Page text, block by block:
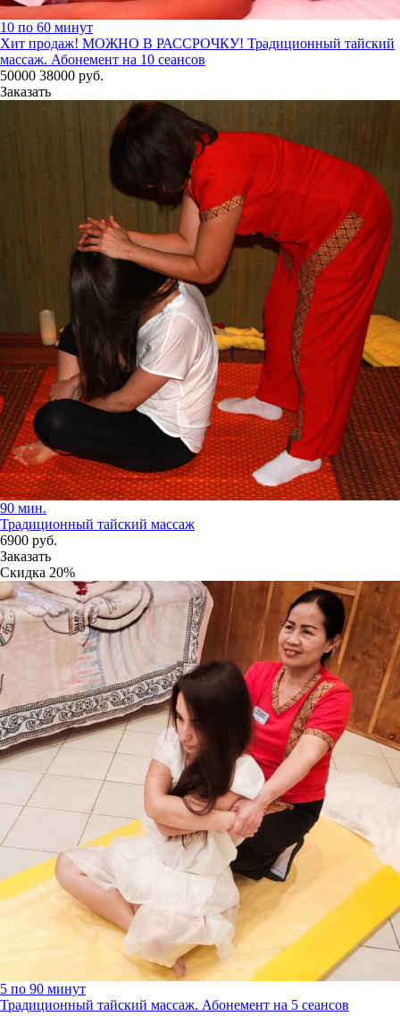
10 по 60 минут
Хит продаж! МОЖНО В РАССРОЧКУ! Традиционный тайский
массаж. Абонемент на 10 сеансов
50000 38000 руб.
Заказать
90 мин.
Традиционный тайский массаж
6900 руб.
Заказать
Скидка 20%
5 по 90 минут
Традиционный тайский массаж. Абонемент на 5 сеансов